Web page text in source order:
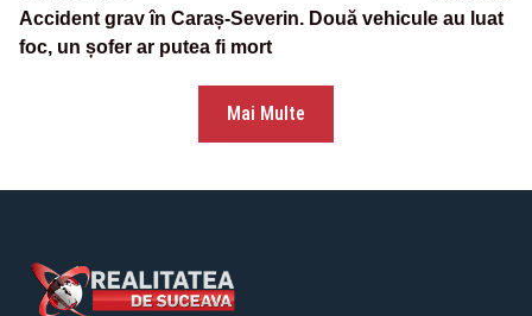
Accident grav în Caraș-Severin. Două vehicule au luat
foc, un șofer ar putea fi mort
Mai Multe